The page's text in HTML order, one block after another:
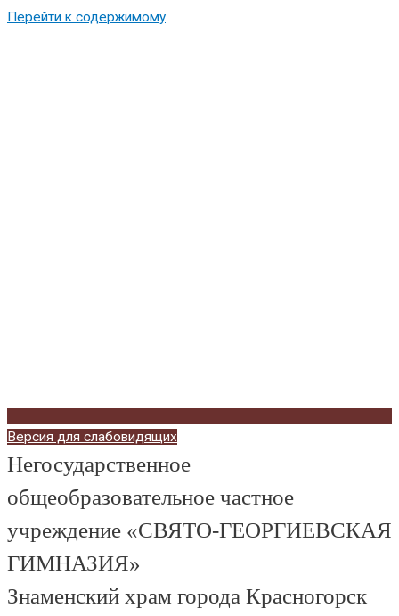
Перейти к содержимому
Версия для слабовидящих
Негосударственное
общеобразовательное частное
учреждение «СВЯТО-ГЕОРГИЕВСКАЯ
ГИМНАЗИЯ»
Знаменский храм города Красногорск